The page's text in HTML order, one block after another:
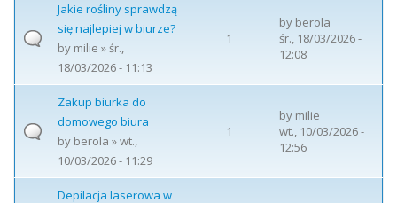
Jakie rośliny sprawdzą
się najlepiej w biurze?
by milie » śr.,
18/03/2026 - 11:13
1
by berola
śr., 18/03/2026 -
12:08
Zakup biurka do
domowego biura
by berola » wt.,
10/03/2026 - 11:29
1
by milie
wt., 10/03/2026 -
12:56
Depilacja laserowa w